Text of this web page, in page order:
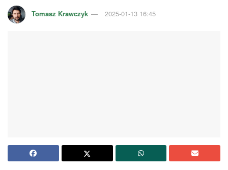
Tomasz Krawczyk 2025-01-13 16:45